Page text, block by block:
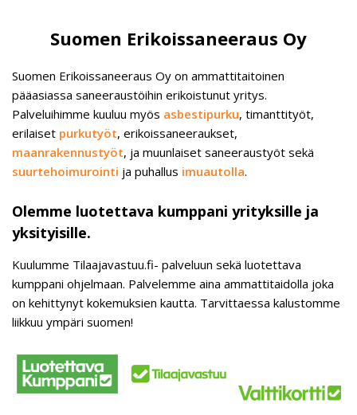
Suomen Erikoissaneeraus Oy
Suomen Erikoissaneeraus Oy on ammattitaitoinen
pääasiassa saneeraustöihin erikoistunut yritys.
Palveluihimme kuuluu myös asbestipurku, timanttityöt,
erilaiset purkutyöt, erikoissaneeraukset,
maanrakennustyöt, ja muunlaiset saneeraustyöt sekä
suurtehoimurointi ja puhallus imuautolla.
Olemme luotettava kumppani yrityksille ja
yksityisille.
Kuulumme Tilaajavastuu.fi- palveluun sekä luotettava
kumppani ohjelmaan. Palvelemme aina ammattitaidolla joka
on kehittynyt kokemuksien kautta. Tarvittaessa kalustomme
liikkuu ympäri suomen!